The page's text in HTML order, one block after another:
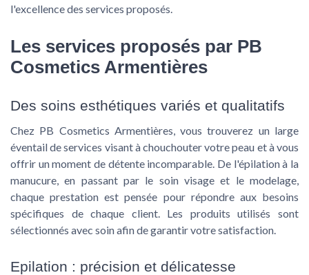
l'excellence des services proposés.
Les services proposés par PB
Cosmetics Armentières
Des soins esthétiques variés et qualitatifs
Chez PB Cosmetics Armentières, vous trouverez un large
éventail de services visant à chouchouter votre peau et à vous
offrir un moment de détente incomparable. De l'épilation à la
manucure, en passant par le soin visage et le modelage,
chaque prestation est pensée pour répondre aux besoins
spécifiques de chaque client. Les produits utilisés sont
sélectionnés avec soin afin de garantir votre satisfaction.
Epilation : précision et délicatesse